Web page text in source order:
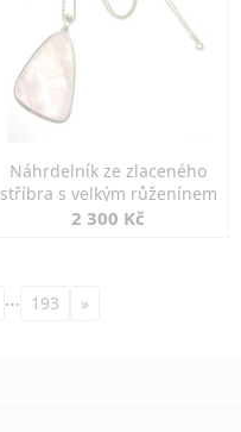
Náhrdelník ze zlaceného
stříbra s velkým růženínem
2 300 Kč
… 193 »